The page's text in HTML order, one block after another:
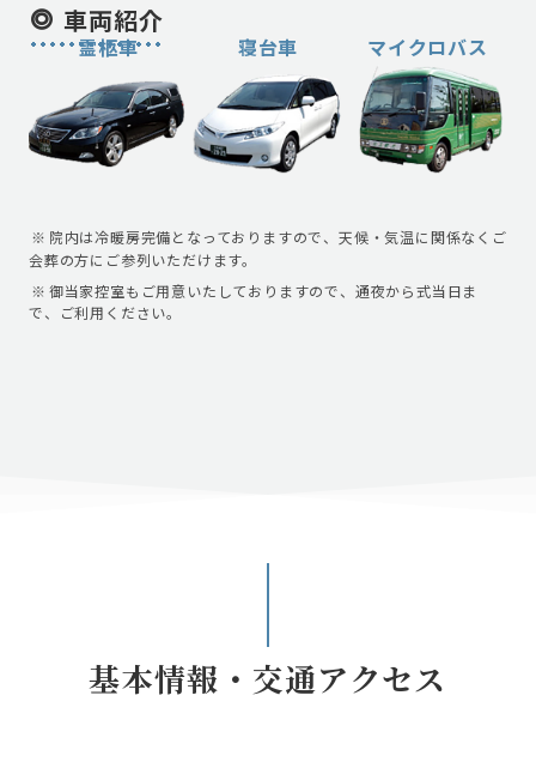
車両紹介
霊柩車 寝台車 マイクロバス
院内は冷暖房完備となっておりますので、天候・気温に関係なくご
会葬の方にご参列いただけます。
御当家控室もご用意いたしておりますので、通夜から式当日ま
で、ご利用ください。
基本情報・交通アクセス